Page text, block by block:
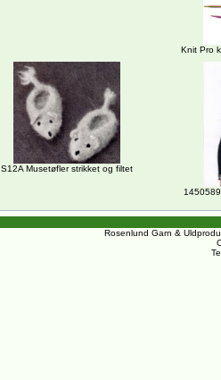
Knit Pro
S12A Musetøfler strikket og filtet
Rosenlund Garn &